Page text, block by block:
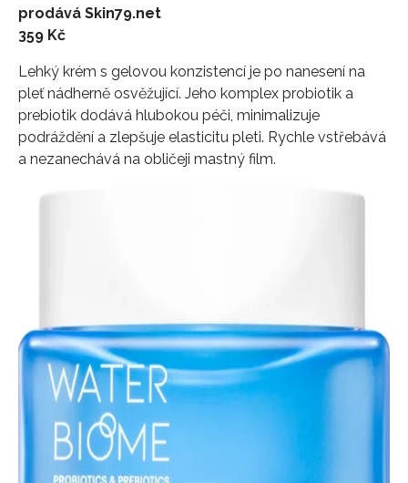
REDAKCE
prodává Skin79.net
359 Kč
Lehký krém s gelovou konzistencí je po nanesení na
pleť nádherně osvěžující. Jeho komplex probiotik a
prebiotik dodává hlubokou péči, minimalizuje
podráždění a zlepšuje elasticitu pleti. Rychle vstřebává
a nezanechává na obličeji mastný film.